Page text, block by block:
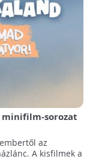
minifilm-sorozat
az
A kisfilmek a